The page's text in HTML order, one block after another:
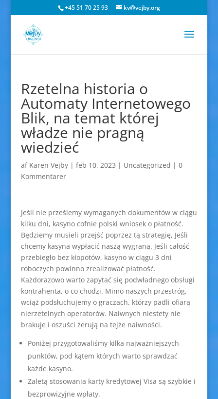
+45 51 70 25 93 kv@vejby.org
Rzetelna historia o
Automaty Internetowego
Blik, na temat której
władze nie pragną
wiedzieć
af Karen Vejby| feb 10, 2023 | Uncategorized | 0
Kommentarer
Jeśli nie prześlemy wymaganych dokumentów w ciągu
kilku dni, kasyno cofnie polski wniosek o płatność.
Będziemy musieli przejść poprzez tą strategię, Jeśli
chcemy kasyna wypłacić naszą wygraną. Jeśli całość
przebiegło bez kłopotów, kasyno w ciągu 3 dni
roboczych powinno zrealizować płatność.
Każdorazowo warto zapytać się podwładnego obsługi
kontrahenta, o co chodzi. Mimo naszych przestróg,
wciąż podsłuchujemy o graczach, którzy padli ofiarą
nierzetelnych operatorów. Naiwnych niestety nie
brakuje i oszuści żerują na tejże naiwności.
Poniżej przygotowaliśmy kilka najważniejszych
punktów, pod kątem których warto sprawdzać
każde kasyno.
Zaletą stosowania karty kredytowej Visa są szybkie i
bezprowizyjne wpłaty.